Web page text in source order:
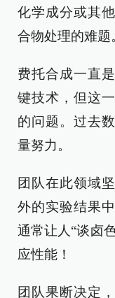
化学成分或其
合物处理的难题
费托合成一直
键技术，但这
的问题。过去
量努力。
团队在此领域
外的实验结果
通常让人“谈卤
应性能！
团队果断决定